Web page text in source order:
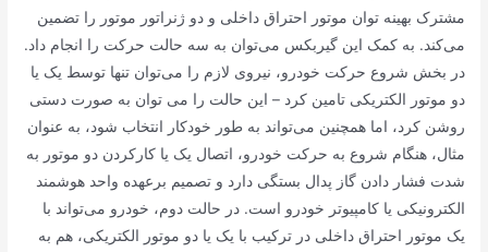
مشترک بهینه توان موتور احتراق داخلی و دو ژنراتور موتور را تضمین
می‌کند. به کمک این گیربکس می‌توان به سه حالت حرکت را انجام داد.
در بخش شروع حرکت خودرو، نیروی لازم را می‌توان تنها توسط یک یا
دو موتور الکتریکی تامین کرد – این حالت را می توان به صورت دستی
روشن کرد، اما همچنین می‌تواند به طور خودکار انتخاب شود، به عنوان
مثال، هنگام شروع به حرکت خودرو، اتصال یک یا کارکردن دو موتور به
شدت فشار دادن گاز پدال بستگی دارد و تصمیم برعهده واحد هوشمند
الکترونیکی یا کامپیوتر خودرو است. در حالت دوم، خودرو می‌تواند با
یک موتور احتراق داخلی در ترکیب با یک یا دو موتور الکتریکی، هم به